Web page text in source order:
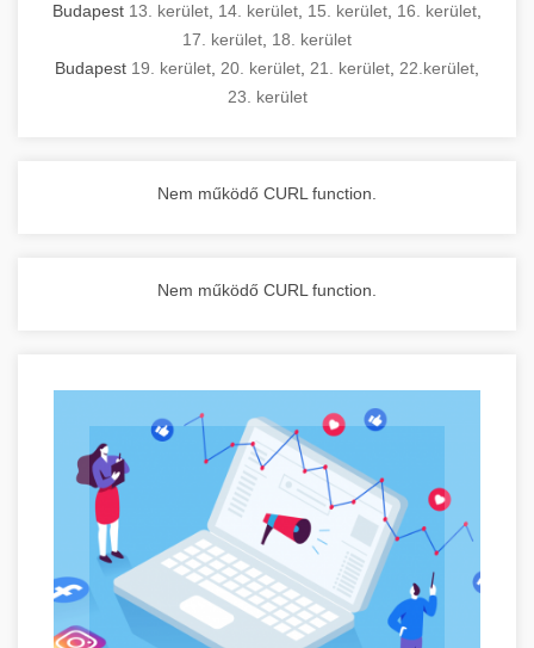
Budapest 13. kerület 14. kerület 15. kerület 16. kerület
17. kerület 18. kerület
Budapest 19. kerület 20. kerület 21. kerület 22.kerület
23. kerület
Nem működő CURL function.
Nem működő CURL function.